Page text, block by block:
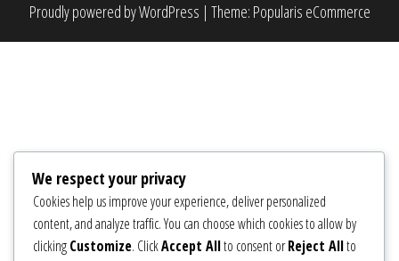
Proudly powered byWordPress | Theme: Popularis eCommerce
We respect your privacy
Cookies help us improve your experience, deliver personalized
content, and analyze traffic. You can choose which cookies to allow by
clickingCustomize. ClickAccept Allto consent orReject Allto